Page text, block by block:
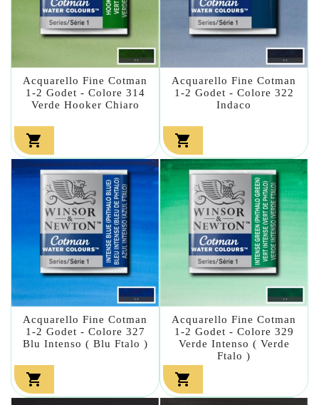
Acquarello Fine Cotman
1-2 Godet - Colore 314
Verde Hooker Chiaro

Acquarello Fine Cotman
1-2 Godet - Colore 322
Indaco

Acquarello Fine Cotman
1-2 Godet - Colore 327
Blu Intenso ( Blu Ftalo )

Acquarello Fine Cotman
1-2 Godet - Colore 329
Verde Intenso ( Verde
Ftalo )
